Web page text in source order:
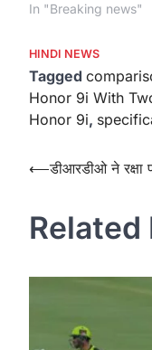
In "Breaking news"
HINDI NEWS
Tagged
Honor 9i With
Honor 9i,
Post
⟵डीआरडीओ ने
Related